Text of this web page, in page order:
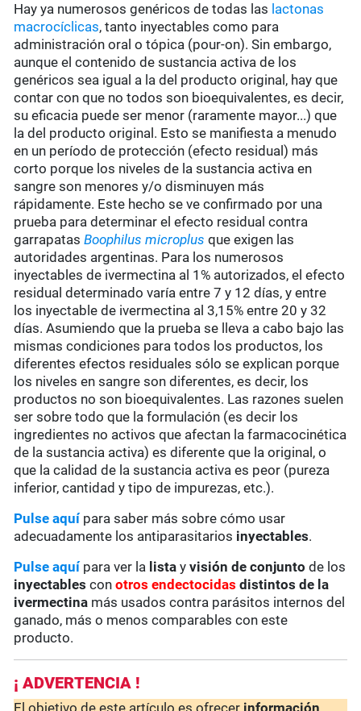
Hay ya numerosos genéricos de todas las lactonas
macrocíclicas, tanto inyectables como para
administración oral o tópica (pour-on). Sin embargo,
aunque el contenido de sustancia activa de los
genéricos sea igual a la del producto original, hay que
contar con que no todos son bioequivalentes, es decir,
su eficacia puede ser menor (raramente mayor...) que
la del producto original. Esto se manifiesta a menudo
en un período de protección (efecto residual) más
corto porque los niveles de la sustancia activa en
sangre son menores y/o disminuyen más
rápidamente. Este hecho se ve confirmado por una
prueba para determinar el efecto residual contra
garrapatasBoophilus microplus que exigen las
autoridades argentinas. Para los numerosos
inyectables de ivermectina al 1% autorizados, el efecto
residual determinado varía entre 7 y 12 días, y entre
los inyectable de ivermectina al 3,15% entre 20 y 32
días. Asumiendo que la prueba se lleva a cabo bajo las
mismas condiciones para todos los productos, los
diferentes efectos residuales sólo se explican porque
los niveles en sangre son diferentes, es decir, los
productos no son bioequivalentes. Las razones suelen
ser sobre todo que la formulación (es decir los
ingredientes no activos que afectan la farmacocinética
de la sustancia activa) es diferente que la original, o
que la calidad de la sustancia activa es peor (pureza
inferior, cantidad y tipo de impurezas, etc.).
Pulse aquípara saber más sobre cómo usar
adecuadamente los antiparasitarios inyectables.
Pulse aquí para ver la lista yvisión de conjunto de los
inyectables conotros endectocidas distintos de la
ivermectina más usados contra parásitos internos del
ganado, más o menos comparables con este
producto.
¡ ADVERTENCIA !